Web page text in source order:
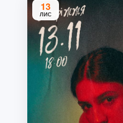
13
ЛИС